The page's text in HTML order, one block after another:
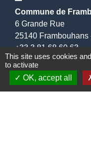
Commune de
6 Grande Rue
25140 Frambouhans
+33 3 81 68 60 63
Contact par formulaire
This site uses cookies
to activate
OK, accept all